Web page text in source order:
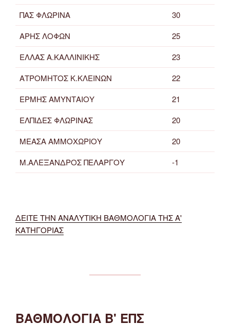
ΠΑΣ ΦΛΩΡΙΝΑ
30
ΑΡΗΣ ΛΟΦΩΝ
25
ΕΛΛΑΣ Α.ΚΑΛΛΙΝΙΚΗΣ
23
ΑΤΡΟΜΗΤΟΣ Κ.ΚΛΕΙΝΩΝ
22
ΕΡΜΗΣ ΑΜΥΝΤΑΙΟΥ
21
ΕΛΠΙΔΕΣ ΦΛΩΡΙΝΑΣ
20
ΜΕΑΣΑ ΑΜΜΟΧΩΡΙΟΥ
20
Μ.ΑΛΕΞΑΝΔΡΟΣ ΠΕΛΑΡΓΟΥ
-1
ΔΕΙΤΕ ΤΗΝ ΑΝΑΛΥΤΙΚΗ ΒΑΘΜΟΛΟΓΙΑ ΤΗΣ Α'
ΚΑΤΗΓΟΡΙΑΣ
ΒΑΘΜΟΛΟΓΙΑ Β' ΕΠΣ